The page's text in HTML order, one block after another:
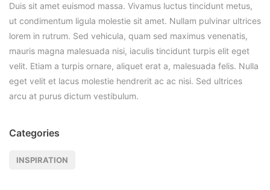
Duis sit amet euismod massa. Vivamus luctus tincidunt metus,
ut condimentum ligula molestie sit amet. Nullam pulvinar ultrices
lorem in rutrum. Sed vehicula, quam sed maximus venenatis,
mauris magna malesuada nisi, iaculis tincidunt turpis elit eget
velit. Etiam a turpis ornare, aliquet erat a, malesuada felis. Nulla
eget velit et lacus molestie hendrerit ac ac nisi. Sed ultrices
arcu at purus dictum vestibulum.
Categories
INSPIRATION